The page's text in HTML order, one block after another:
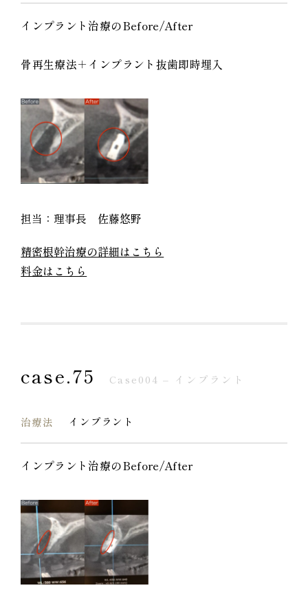
インプラント治療のBefore/After
骨再生療法＋インプラント抜歯即時埋入
担当：理事長 佐藤悠野
精密根幹治療の詳細はこちら
料金はこちら
case.75 Case004 – インプラント
治療法 インプラント
インプラント治療のBefore/After